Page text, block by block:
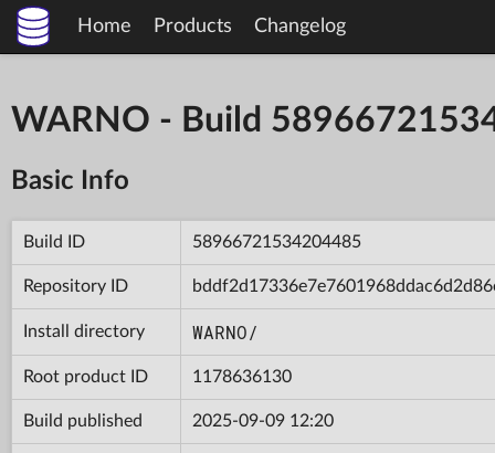
Home Products Changelog
WARNO - Build
Basic Info
Build ID 58966721534204485
Repository ID
Install directory WARNO/
Root product ID 1178636130
Build published 2025-09-09 12:20